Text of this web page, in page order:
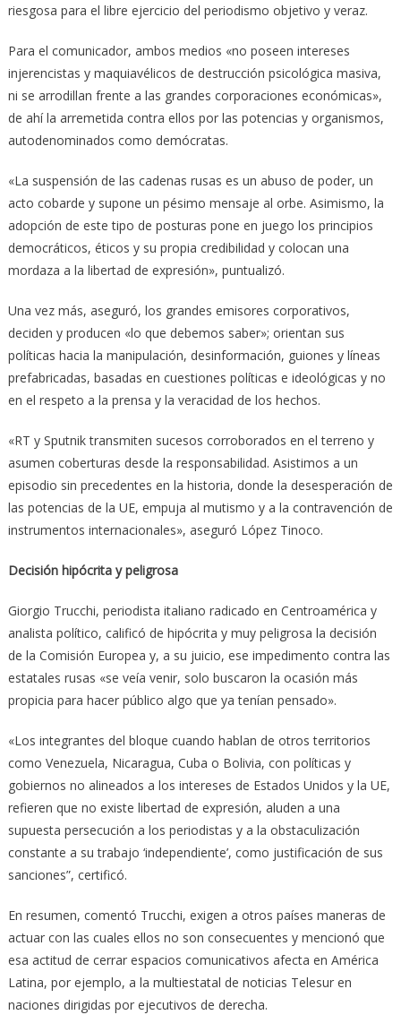
riesgosa para el libre ejercicio del periodismo objetivo y veraz.
Para el comunicador, ambos medios «no poseen intereses
injerencistas y maquiavélicos de destrucción psicológica masiva,
ni se arrodillan frente a las grandes corporaciones económicas»,
de ahí la arremetida contra ellos por las potencias y organismos,
autodenominados como demócratas.
«La suspensión de las cadenas rusas es un abuso de poder, un
acto cobarde y supone un pésimo mensaje al orbe. Asimismo, la
adopción de este tipo de posturas pone en juego los principios
democráticos, éticos y su propia credibilidad y colocan una
mordaza a la libertad de expresión», puntualizó.
Una vez más, aseguró, los grandes emisores corporativos,
deciden y producen «lo que debemos saber»; orientan sus
políticas hacia la manipulación, desinformación, guiones y líneas
prefabricadas, basadas en cuestiones políticas e ideológicas y no
en el respeto a la prensa y la veracidad de los hechos.
«RT y Sputnik transmiten sucesos corroborados en el terreno y
asumen coberturas desde la responsabilidad. Asistimos a un
episodio sin precedentes en la historia, donde la desesperación de
las potencias de la UE, empuja al mutismo y a la contravención de
instrumentos internacionales», aseguró López Tinoco.
Decisión hipócrita y peligrosa
Giorgio Trucchi, periodista italiano radicado en Centroamérica y
analista político, calificó de hipócrita y muy peligrosa la decisión
de la Comisión Europea y, a su juicio, ese impedimento contra las
estatales rusas «se veía venir, solo buscaron la ocasión más
propicia para hacer público algo que ya tenían pensado».
«Los integrantes del bloque cuando hablan de otros territorios
como Venezuela, Nicaragua, Cuba o Bolivia, con políticas y
gobiernos no alineados a los intereses de Estados Unidos y la UE,
refieren que no existe libertad de expresión, aluden a una
supuesta persecución a los periodistas y a la obstaculización
constante a su trabajo ‘independiente’, como justificación de sus
sanciones”, certificó.
En resumen, comentó Trucchi, exigen a otros países maneras de
actuar con las cuales ellos no son consecuentes y mencionó que
esa actitud de cerrar espacios comunicativos afecta en América
Latina, por ejemplo, a la multiestatal de noticias Telesur en
naciones dirigidas por ejecutivos de derecha.